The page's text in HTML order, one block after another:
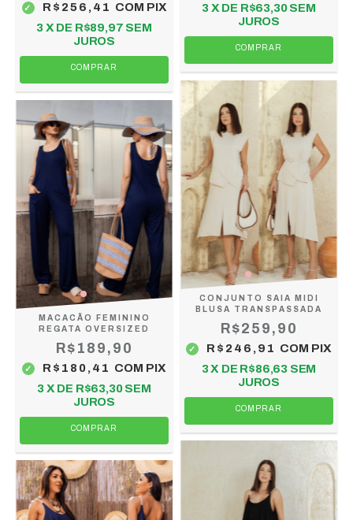
R$256,41 COM PIX
3 X DE R$89,97 SEM
JUROS
COMPRAR
3 X DE R$63,30 SEM
JUROS
COMPRAR
MACACÃO FEMININO
REGATA OVERSIZED
R$189,90
R$180,41 COM PIX
3 X DE R$63,30 SEM
JUROS
COMPRAR
CONJUNTO SAIA MIDI
BLUSA TRANSPASSADA
R$259,90
R$246,91 COM PIX
3 X DE R$86,63 SEM
JUROS
COMPRAR